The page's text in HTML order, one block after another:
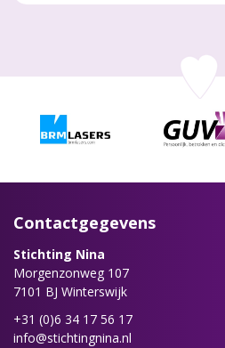
Contactgegevens
Stichting Nina
Morgenzonweg 107
7101 BJ Winterswijk
+31 (0)6 34 17 56 17
info@stichtingnina.nl